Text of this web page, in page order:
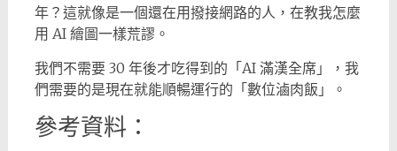
年？這就像是一個還在用撥接網路的人，在教我怎麼
用 AI 繪圖一樣荒謬。
我們不需要 30 年後才吃得到的「AI 滿漢全席」，我
們需要的是現在就能順暢運行的「數位滷肉飯」。
參考資料：